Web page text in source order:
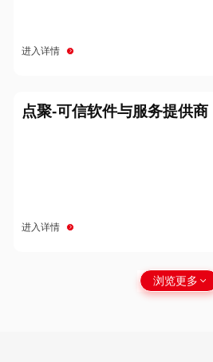
进入详情
点聚-可信软件与服务提供商
进入详情
浏览更多